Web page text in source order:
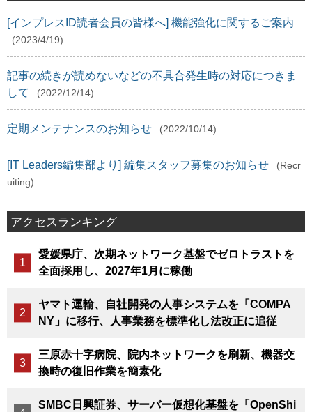
[インプレスID読者会員の皆様へ] 機能強化に関するご案内
(2023/4/19)
記事の続きが読めないなどの不具合発生時の対応につきま
して
(2022/12/14)
定期メンテナンスのお知らせ (2022/10/14)
[IT Leaders編集部より] 編集スタッフ募集のお知らせ
(Recr
uiting)
アクセスランキング
愛媛県庁、次期ネットワーク基盤でゼロトラストを
全面採用し、2027年1月に稼働
ヤマト運輸、自社開発の人事システムを「COMPA
NY」に移行、人事業務を標準化し法改正に追従
三原赤十字病院、院内ネットワークを刷新、機器交
換時の復旧作業を簡素化
SMBC日興証券、サーバー仮想化基盤を「OpenShi